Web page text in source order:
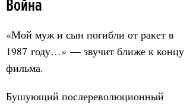
Война
«Мой муж и сын погибли от ракет в
1987 году…» — звучит ближе к концу
фильма.
Бушующий послереволюционный